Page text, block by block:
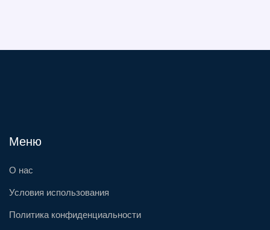
Меню
О нас
Условия использования
Политика конфиденциальности